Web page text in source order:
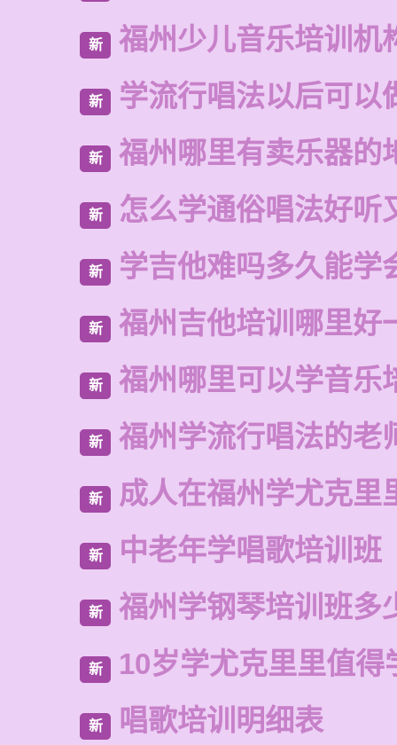
新 福州少儿音乐培训机
新 学流行唱法以后可以
新 福州哪里有卖乐器的
新 怎么学通俗唱法好听
新 学吉他难吗多久能学
新 福州吉他培训哪里好
新 福州哪里可以学音乐
新 福州学流行唱法的老
新 成人在福州学尤克里
新 中老年学唱歌培训班
新 福州学钢琴培训班多
新 10岁学尤克里里值得
新 唱歌培训明细表